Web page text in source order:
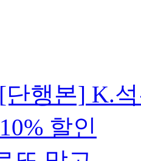
단행본] K.
할인